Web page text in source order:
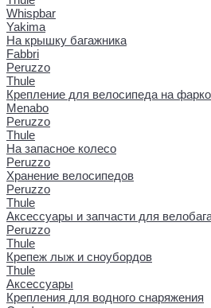
Whispbar
Yakima
На крышку багажника
Fabbri
Peruzzo
Thule
Крепление для велосипеда на
Menabo
Peruzzo
Thule
На запасное колесо
Peruzzo
Хранение велосипедов
Peruzzo
Thule
Аксессуары и запчасти для
Peruzzo
Thule
Крепеж лыж и сноубордов
Thule
Аксессуары
Крепления для водного снаряжения